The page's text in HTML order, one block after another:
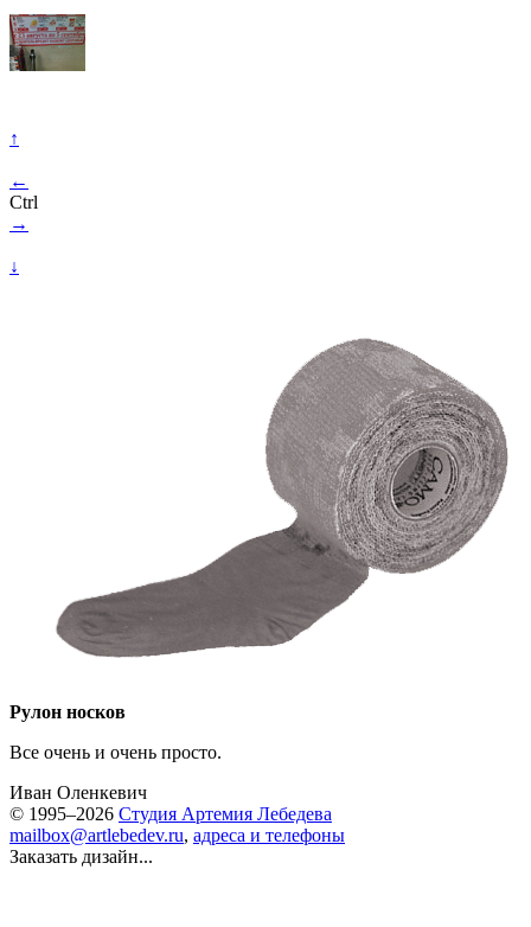
↑
←
Ctrl
→
↓
Рулон носков
Все очень и очень просто.
Иван Оленкевич
© 1995–2026 Студия Артемия Лебедева
mailbox@artlebedev.ru, адреса и телефоны
Заказать дизайн...